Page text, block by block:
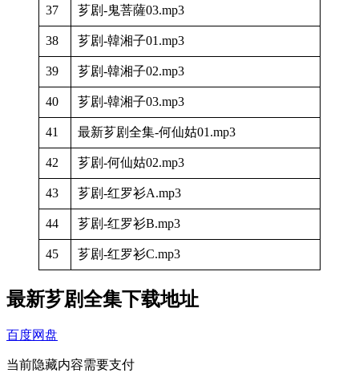
37 芗剧-鬼菩薩03.mp3
38 芗剧-韓湘子01.mp3
39 芗剧-韓湘子02.mp3
40 芗剧-韓湘子03.mp3
41 最新芗剧全集-何仙姑01.mp3
42 芗剧-何仙姑02.mp3
43 芗剧-红罗衫A.mp3
44 芗剧-红罗衫B.mp3
45 芗剧-红罗衫C.mp3
最新芗剧全集下载地址
百度网盘
当前隐藏内容需要支付